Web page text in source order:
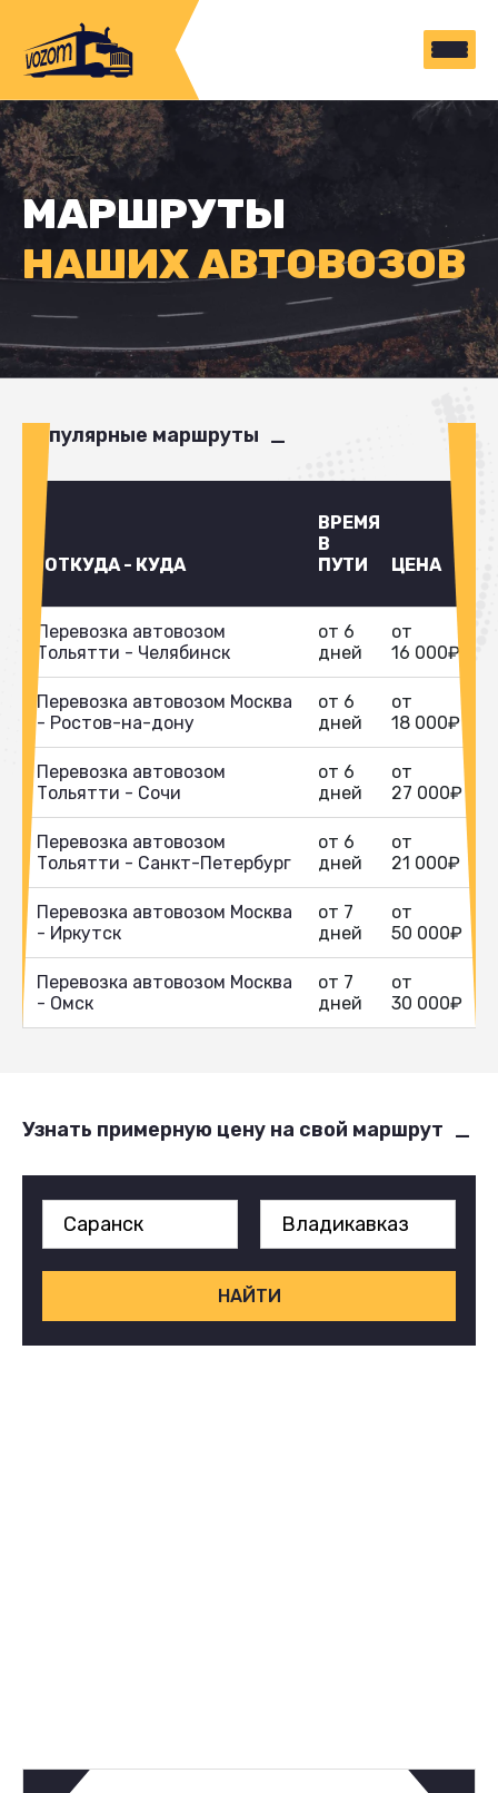
МАРШРУТЫ
НАШИХ АВТОВОЗОВ
Популярные маршруты
ОТКУДА - КУДА
ВРЕМЯ
В
ПУТИ
ЦЕНА
Перевозка автовозом
Тольятти - Челябинск
от 6
дней
от
16 000₽
Перевозка автовозом Москва
- Ростов-на-дону
от 6
дней
от
18 000₽
Перевозка автовозом
Тольятти - Сочи
от 6
дней
от
27 000₽
Перевозка автовозом
Тольятти - Санкт-Петербург
от 6
дней
от
21 000₽
Перевозка автовозом Москва
- Иркутск
от 7
дней
от
50 000₽
Перевозка автовозом Москва
- Омск
от 7
дней
от
30 000₽
Узнать примерную цену на свой маршрут
НАЙТИ